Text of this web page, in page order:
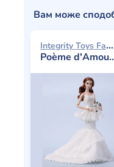
Вам може
Integrity Toys Fashion Royalty 2025
Poème d'Amour Vanessa Perrin